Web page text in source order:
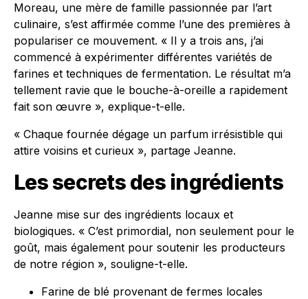
Moreau, une mère de famille passionnée par l’art
culinaire, s’est affirmée comme l’une des premières à
populariser ce mouvement. « Il y a trois ans, j’ai
commencé à expérimenter différentes variétés de
farines et techniques de fermentation. Le résultat m’a
tellement ravie que le bouche-à-oreille a rapidement
fait son œuvre », explique-t-elle.
« Chaque fournée dégage un parfum irrésistible qui
attire voisins et curieux », partage Jeanne.
Les secrets des ingrédients
Jeanne mise sur des ingrédients locaux et
biologiques. « C’est primordial, non seulement pour le
goût, mais également pour soutenir les producteurs
de notre région », souligne-t-elle.
Farine de blé provenant de fermes locales